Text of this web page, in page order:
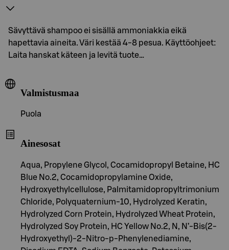
Sävyttävä shampoo ei sisällä ammoniakkia eikä
hapettavia aineita. Väri kestää 4-8 pesua. Käyttöohjeet:
Laita hanskat käteen ja levitä tuote…
Valmistusmaa
Puola
Ainesosat
Aqua, Propylene Glycol, Cocamidopropyl Betaine, HC
Blue No.2, Cocamidopropylamine Oxide,
Hydroxyethylcellulose, Palmitamidopropyltrimonium
Chloride, Polyquaternium-10, Hydrolyzed Keratin,
Hydrolyzed Corn Protein, Hydrolyzed Wheat Protein,
Hydrolyzed Soy Protein, HC Yellow No.2, N, N’-Bis(2-
Hydroxyethyl)-2-Nitro-p-Phenylenediamine,